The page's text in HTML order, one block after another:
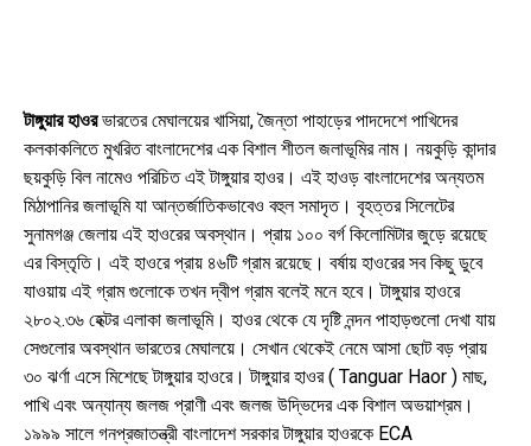
টাঙ্গুয়ার হাওরভারতের মেঘালয়ের খাসিয়া, জৈন্তা পাহাড়ের পাদদেশে পাখিদের
কলকাকলিতে মুখরিত বাংলাদেশের এক বিশাল শীতল জলাভূমির নাম। নয়কুড়ি কান্দার
ছয়কুড়ি বিল নামেও পরিচিত এই টাঙ্গুয়ার হাওর। এই হাওড় বাংলাদেশের অন্যতম
মিঠাপানির জলাভূমি যা আন্তর্জাতিকভাবেও বহুল সমাদৃত। বৃহত্তর সিলেটের
সুনামগঞ্জ জেলায় এই হাওরের অবস্থান। প্রায় ১০০ বর্গ কিলোমিটার জুড়ে রয়েছে
এর বিস্তৃতি। এই হাওরে প্রায় ৪৬টি গ্রাম রয়েছে। বর্ষায় হাওরের সব কিছু ডুবে
যাওয়ায় এই গ্রাম গুলোকে তখন দ্বীপ গ্রাম বলেই মনে হবে। টাঙ্গুয়ার হাওরে
২৮০২.৩৬ হেক্টর এলাকা জলাভূমি। হাওর থেকে যে দৃষ্টি নন্দন পাহাড়গুলো দেখা যায়
সেগুলোর অবস্থান ভারতের মেঘালয়ে। সেখান থেকেই নেমে আসা ছোট বড় প্রায়
৩০ ঝর্ণা এসে মিশেছে টাঙ্গুয়ার হাওরে। টাঙ্গুয়ার হাওর ( Tanguar Haor ) মাছ,
পাখি এবং অন্যান্য জলজ প্রাণী এবং জলজ উদ্ভিদের এক বিশাল অভয়াশ্রম।
১৯৯৯ সালে গনপ্রজাতন্ত্রী বাংলাদেশ সরকার টাঙ্গুয়ার হাওরকে ECA